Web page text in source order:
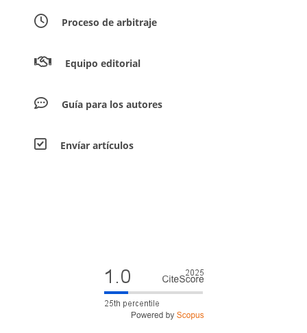
Proceso de arbitraje
Equipo editorial
Guía para los autores
Envíar artículos